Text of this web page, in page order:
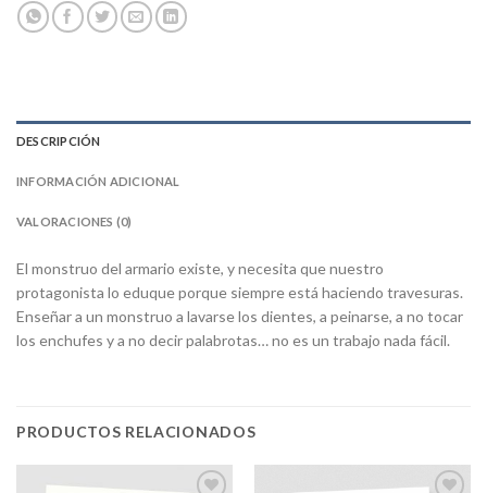
DESCRIPCIÓN
INFORMACIÓN ADICIONAL
VALORACIONES (0)
El monstruo del armario existe, y necesita que nuestro
protagonista lo eduque porque siempre está haciendo travesuras.
Enseñar a un monstruo a lavarse los dientes, a peinarse, a no tocar
los enchufes y a no decir palabrotas… no es un trabajo nada fácil.
PRODUCTOS RELACIONADOS